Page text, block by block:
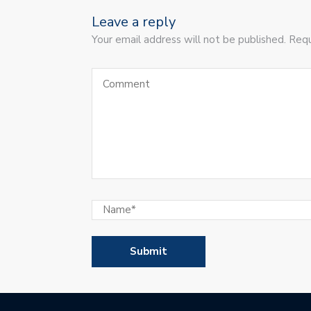
Leave a reply
Your email address will not be published.